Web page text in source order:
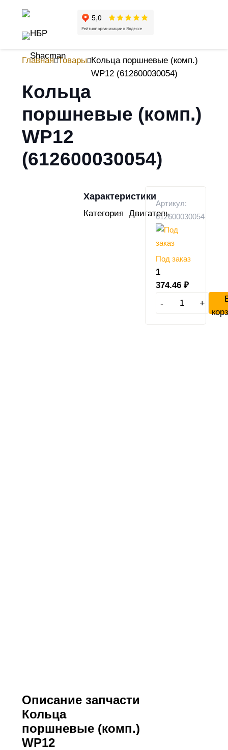
Главная Товары Кольца поршневые (комп.)
WP12 (612600030054)
Кольца
поршневые (комп.)
WP12
(612600030054)
Характеристики
Категория Двигатель
Артикул:
612600030054
Под заказ
1
374.46 ₽
- +
Описание запчасти
Кольца
поршневые (комп.)
WP12